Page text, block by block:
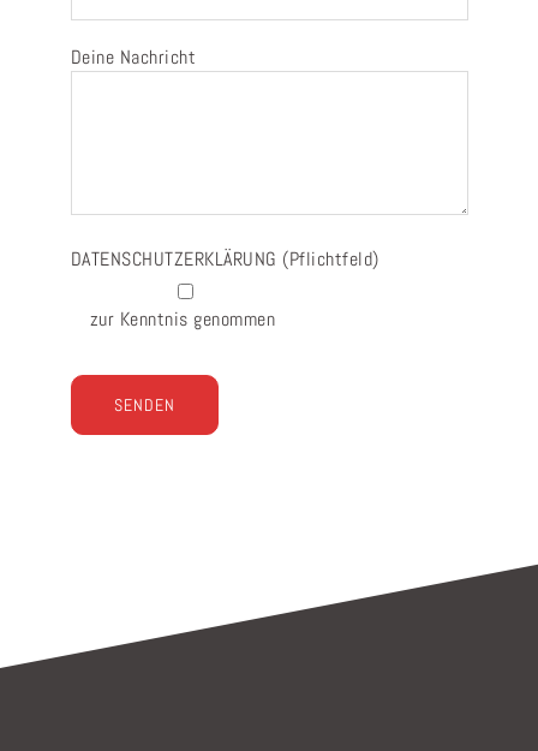
Deine Nachricht
DATENSCHUTZERKLÄRUNG (Pflichtfeld)
zur Kenntnis genommen